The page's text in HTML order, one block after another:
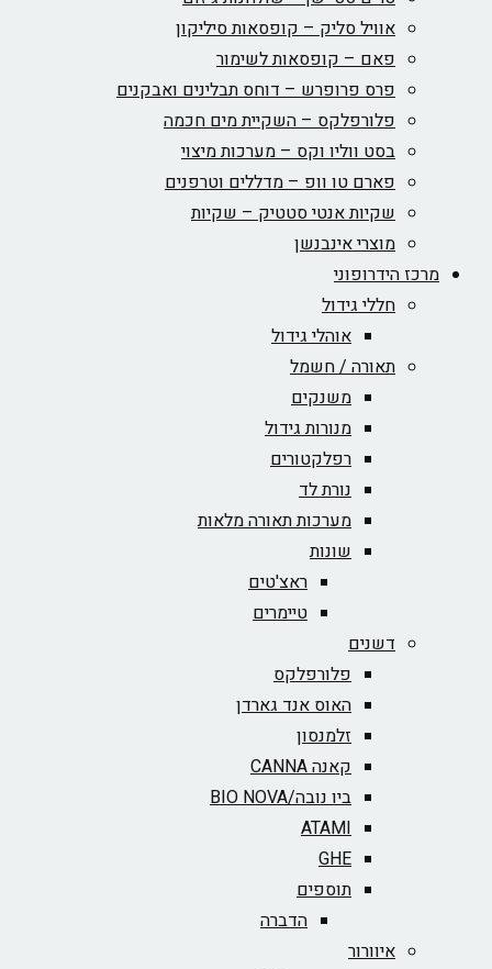
אוויל סליק – קופסאות סיליקון
פאם – קופסאות לשימור
פרס פרופרש – דוחס תבלינים ואבקנים
פלורפלקס – השקיית מים חכמה
בסט ווליו וקס – מערכות מיצוי
פארם טו וופ – מדללים וטרפנים
שקיות אנטי סטטיק – שקיות
מוצרי אינבנשן
מרכז הידרופוני
חללי גידול
אוהלי גידול
תאורה / חשמל
משנקים
מנורות גידול
רפלקטורים
נורת לד
מערכות תאורה מלאות
שונות
ראצ'טים
טיימרים
דשנים
פלורפלקס
האוס אנד גארדן
זלמנסון
קאנה CANNA
ביו נובה/BIO NOVA‏
ATAMI
GHE
תוספים
הדברה
איוורור